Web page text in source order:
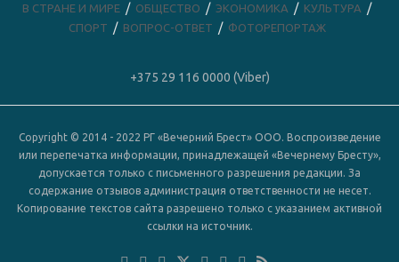
В СТРАНЕ И МИРЕ ОБЩЕСТВО ЭКОНОМИКА
КУЛЬТУРА
СПОРТ
ВОПРОС-ОТВЕТ ФОТОРЕПОРТАЖ
+375 29 116 0000 (Viber)
Copyright © 2014 - 2022 РГ «Вечерний Брест» ООО. Воспроизведение
или перепечатка информации, принадлежащей «Вечернему Бресту»,
допускается только с письменного разрешения редакции. За
содержание отзывов администрация ответственности не несет.
Копирование текстов сайта разрешено только с указанием активной
ссылки на источник.